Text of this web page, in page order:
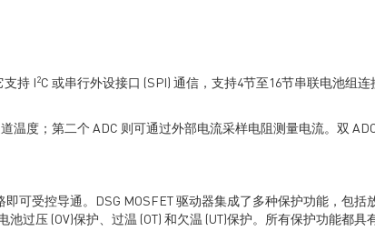
持 I 2C 或串行外设接口 (SPI) 通信，支持4节至16节串联电池组
温度；第二个 ADC 则可通过外部电流采样电阻测量电流。双
可受控导通。DSG MOSFET 驱动器集成了多种保护功能，包括
过压 (OV)保护、过温 (OT) 和欠温 (UT)保护。所有保护功能都具